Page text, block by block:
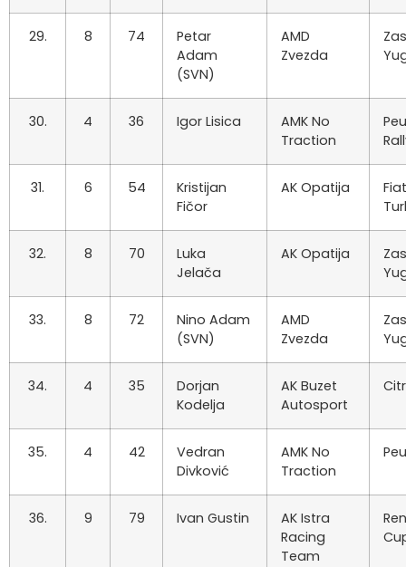
29. 8 74
Petar
Adam
(SVN)
AMD
Zvezda
30. 4 36 Igor Lisica
AMK No
Traction
31. 6 54
Kristijan
Fičor
AK Opatija
32. 8 70
Luka
Jelača
AK Opatija
33. 8 72
Nino Adam
(SVN)
AMD
Zvezda
34. 4 35
Dorjan
Kodelja
AK Buzet
Autosport
35. 4 42
Vedran
Divković
AMK No
Traction
36. 9 79 Ivan Gustin
AK Istra
Racing
Team